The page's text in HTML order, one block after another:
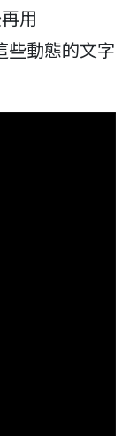
用
些動態的文字